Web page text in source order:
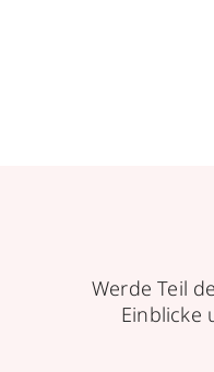
Werde Teil
Einblicke